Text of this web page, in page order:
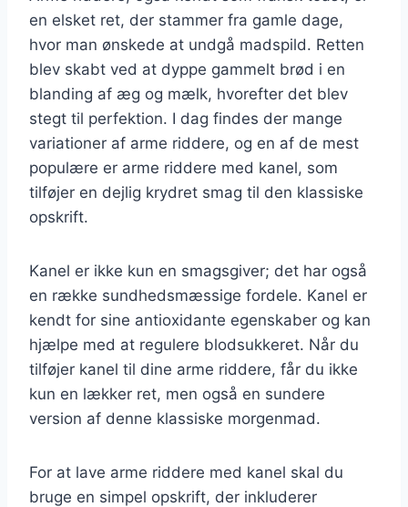
en elsket ret, der stammer fra gamle dage,
hvor man ønskede at undgå madspild. Retten
blev skabt ved at dyppe gammelt brød i en
blanding af æg og mælk, hvorefter det blev
stegt til perfektion. I dag findes der mange
variationer af arme riddere, og en af de mest
populære er arme riddere med kanel, som
tilføjer en dejlig krydret smag til den klassiske
opskrift.
Kanel er ikke kun en smagsgiver; det har også
en række sundhedsmæssige fordele. Kanel er
kendt for sine antioxidante egenskaber og kan
hjælpe med at regulere blodsukkeret. Når du
tilføjer kanel til dine arme riddere, får du ikke
kun en lækker ret, men også en sundere
version af denne klassiske morgenmad.
For at lave arme riddere med kanel skal du
bruge en simpel opskrift, der inkluderer